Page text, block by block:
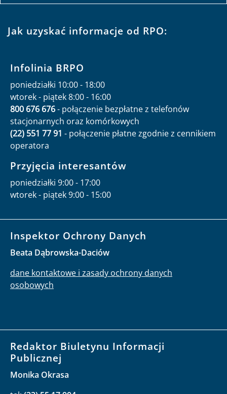
Jak uzyskać informacje od RPO:
Infolinia BRPO
poniedziałki 10:00 - 18:00
wtorek - piątek 8:00 - 16:00
800 676 676- połączenie bezpłatne z telefonów
stacjonarnych oraz komórkowych
(22) 551 77 91 - połączenie płatne zgodnie z cennikiem
operatora
Przyjęcia interesantów
poniedziałki 9:00 - 17:00
wtorek - piątek 9:00 - 15:00
Inspektor Ochrony Danych
Beata Dąbrowska-Daciów
dane kontaktowe i zasady ochrony danych
osobowych
Redaktor Biuletynu Informacji
Publicznej
Monika Okrasa